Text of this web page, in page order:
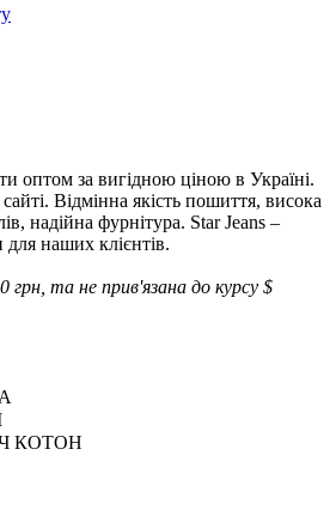
оптом за вигідною ціною в Україні.
Відмінна якість пошиття, висока
надійна фурнітура. Star Jeans –
для наших клієнтів.
грн, та не прив'язана до курсу $
КОТОН